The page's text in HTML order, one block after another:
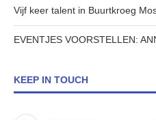
Vijf keer talent in Buurtkroeg
EVENTJES VOORSTELLEN:
KEEP IN TOUCH